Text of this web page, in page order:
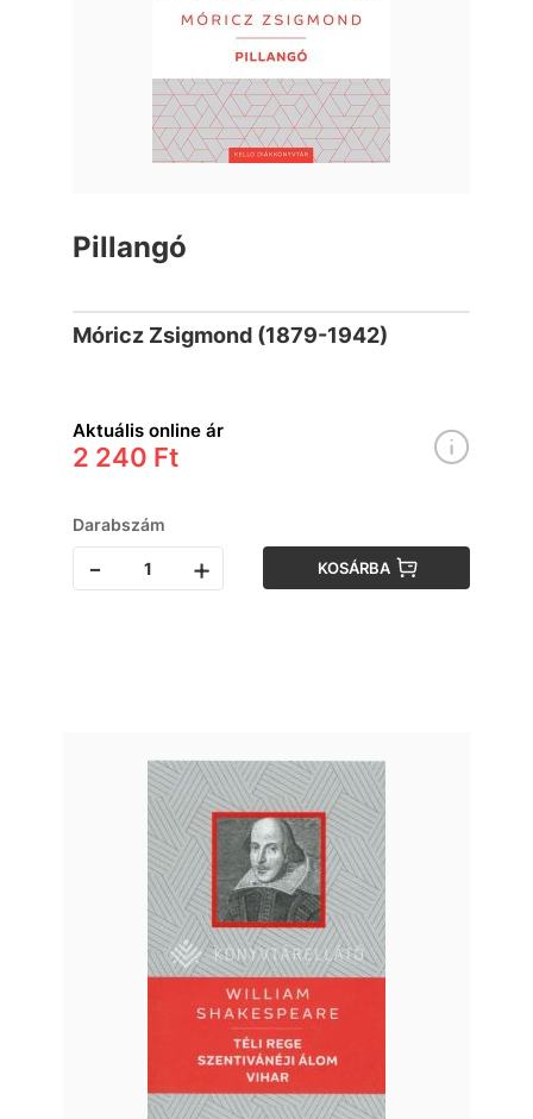
Pillangó
Móricz Zsigmond (1879-1942)
Aktuális online ár
2 240 Ft
Darabszám
- + KOSÁRBA